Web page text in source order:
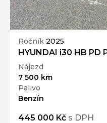
Ročník 2025
HYUNDAI i30 HB PD
Nájezd
7 500 km
Palivo
Benzín
445 000 Kč s DPH